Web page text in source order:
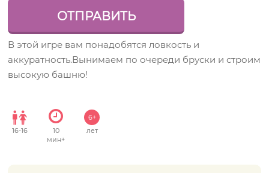
В этой игре вам понадобятся ловкость и
аккуратность.Вынимаем по очереди бруски и строим
высокую башню!
16-16
10
мин+
6+
лет